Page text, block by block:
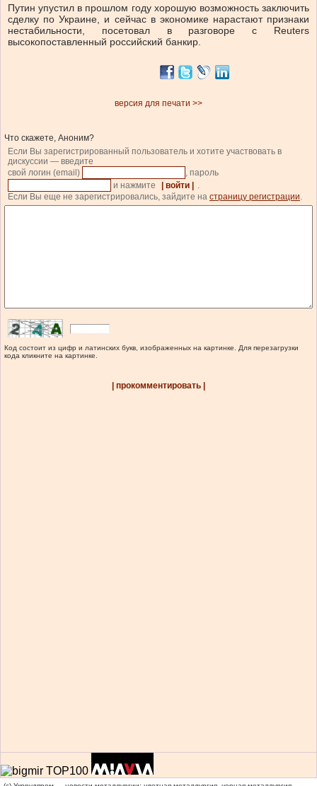
Путин упустил в прошлом году хорошую возможность заключить
сделку по Украине, и сейчас в экономике нарастают признаки
нестабильности, посетовал в разговоре с Reuters
высокопоставленный российский банкир.
версия для печати >>
Что скажете, Аноним?
Если Вы зарегистрированный пользователь и хотите участвовать в
дискуссии — введите
свой логин (email)
, пароль
и нажмите
| войти |
.
Если Вы еще не зарегистрировались, зайдите на страницу регистрации.
Код состоит из цифр и латинских букв, изображенных на картинке. Для перезагрузки
кода кликните на картинке.
| прокомментировать |